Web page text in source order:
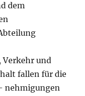
dem
Verkehr und
fallen für die
nehmigungen